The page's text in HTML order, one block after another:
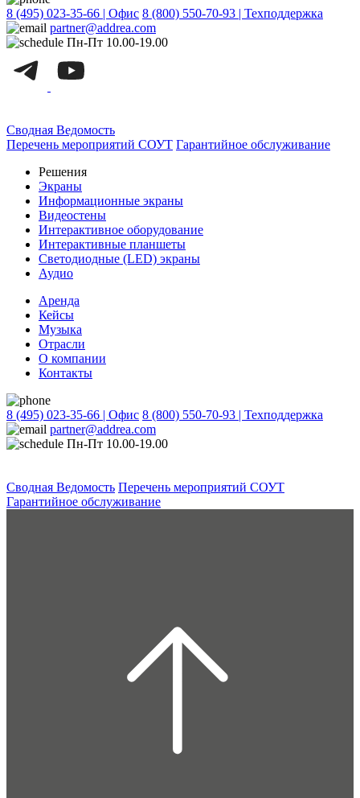
8 (495) 023-35-66 | Офис 8 (800) 550-70-93 | Техподдержка
partner@addrea.com
Пн-Пт 10.00-19.00
Сводная Ведомость
Перечень мероприятий СОУТ Гарантийное обслуживание
Решения
Экраны
Информационные экраны
Видеостены
Интерактивное оборудование
Интерактивные планшеты
Светодиодные (LED) экраны
Аудио
Аренда
Кейсы
Музыка
Отрасли
О компании
Контакты
8 (495) 023-35-66 | Офис 8 (800) 550-70-93 | Техподдержка
partner@addrea.com
Пн-Пт 10.00-19.00
Сводная Ведомость Перечень мероприятий СОУТ
Гарантийное обслуживание